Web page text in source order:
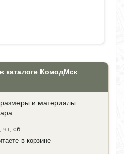
каталоге КомодМск
и материалы
чт, сб
в корзине